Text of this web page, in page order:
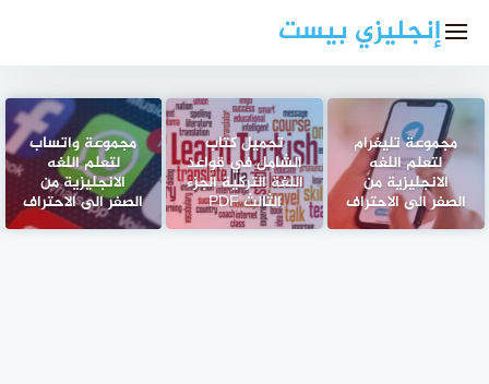
إنجليزي بيست
مجموعة تليغرام
لتعلم اللغه
الانجليزية من
الصفر الى الاحتراف
تحميل كتاب
الشامل في قواعد
اللغة التركية الجزء
الثالث PDF
مجموعة واتساب
لتعلم اللغه
الانجليزية من
الصفر الى الاحتراف